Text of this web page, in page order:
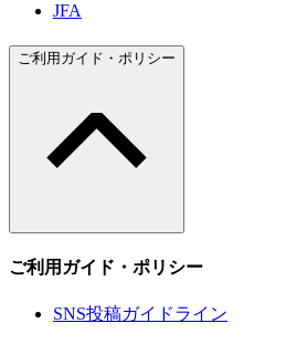
JFA
ご利用ガイド・ポリシー
ご利用ガイド・ポリシー
SNS投稿ガイドライン